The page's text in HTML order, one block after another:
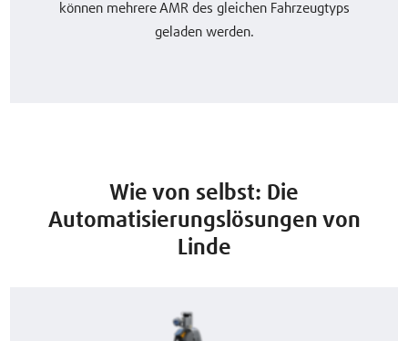
können mehrere AMR des gleichen Fahrzeugtyps
geladen werden.
Wie von selbst: Die
Automatisierungslösungen von
Linde